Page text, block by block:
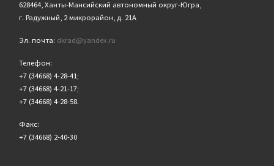
628464, Ханты-Мансийский автономный округ-Югра,
г. Радужный, 2 микрорайон, д. 21А
Эл. почта: dkrad@yandex.ru
Телефон:
+7 (34668) 4-28-41;
+7 (34668) 4-21-17;
+7 (34668) 4-28-58.
Факс:
+7 (34668) 2-40-30